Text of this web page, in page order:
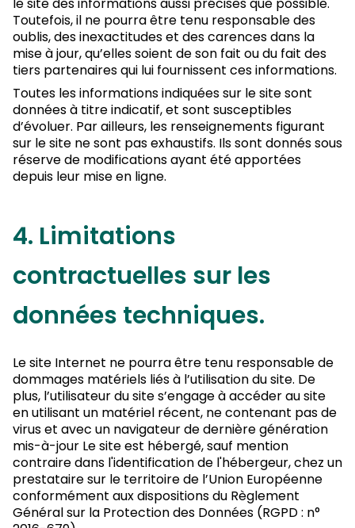
Toutefois, il ne pourra être tenu responsable des
oublis, des inexactitudes et des carences dans la
mise à jour, qu’elles soient de son fait ou du fait des
tiers partenaires qui lui fournissent ces informations.
Toutes les informations indiquées sur le site sont
données à titre indicatif, et sont susceptibles
d’évoluer. Par ailleurs, les renseignements figurant
sur le site ne sont pas exhaustifs. Ils sont donnés sous
réserve de modifications ayant été apportées
depuis leur mise en ligne.
4. Limitations
contractuelles sur les
données techniques.
Le site Internet ne pourra être tenu responsable de
dommages matériels liés à l’utilisation du site. De
plus, l’utilisateur du site s’engage à accéder au site
en utilisant un matériel récent, ne contenant pas de
virus et avec un navigateur de dernière génération
mis-à-jour Le site est hébergé, sauf mention
contraire dans l'identification de l'hébergeur, chez un
prestataire sur le territoire de l’Union Européenne
conformément aux dispositions du Règlement
Général sur la Protection des Données (RGPD : n°